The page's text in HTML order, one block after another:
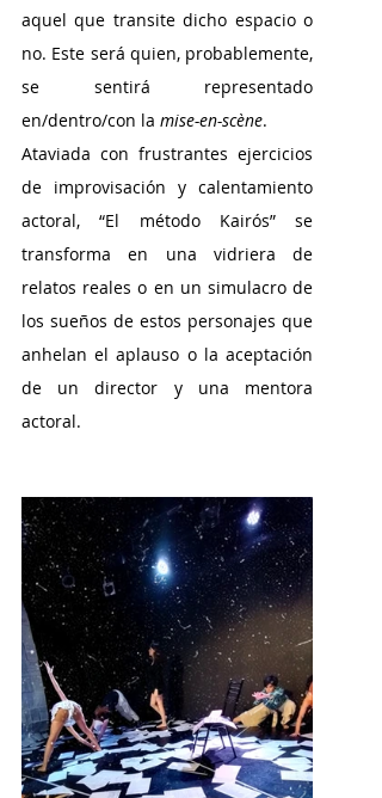
aquel que transite dicho espacio o
no. Este será quien, probablemente,
se sentirá representado
en/dentro/con la mise-en-scène.
Ataviada con frustrantes ejercicios
de improvisación y calentamiento
actoral, “El método Kairós” se
transforma en una vidriera de
relatos reales o en un simulacro de
los sueños de estos personajes que
anhelan el aplauso o la aceptación
de un director y una mentora
actoral.